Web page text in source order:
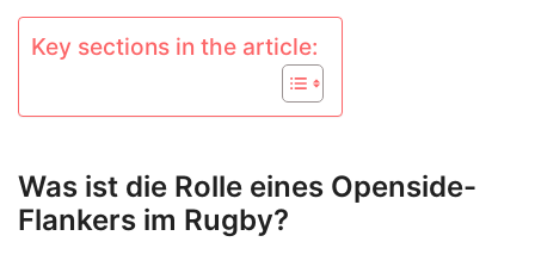
Key sections in the article:
Was ist die Rolle eines Openside-
Flankers im Rugby?